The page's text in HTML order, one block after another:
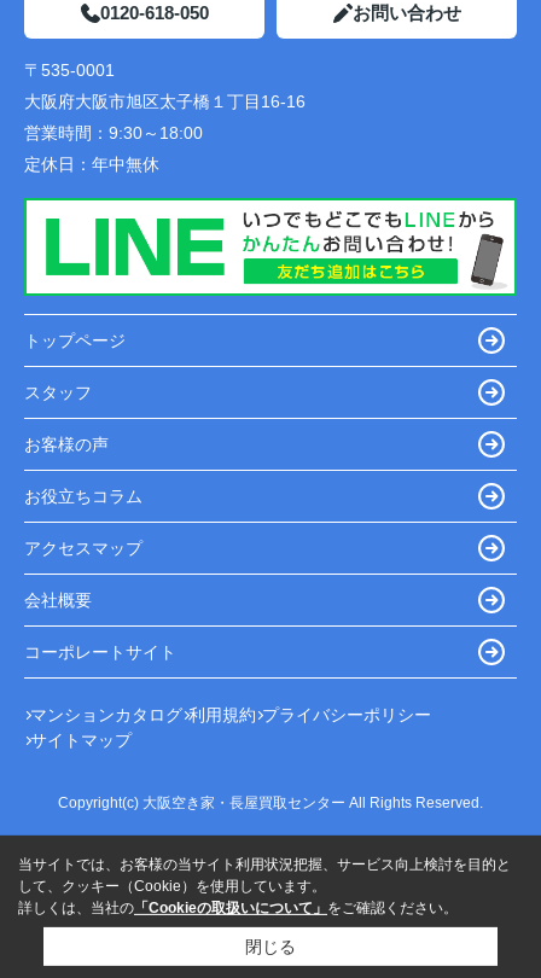
0120-618-050 お問い合わせ
〒535-0001
大阪府大阪市旭区太子橋１丁目16-16
営業時間： 9:30～18:00
定休日： 年中無休
トップページ
スタッフ
お客様の声
お役立ちコラム
アクセスマップ
会社概要
コーポレートサイト
マンションカタログ 利用規約 プライバシーポリシー
サイトマップ
Copyright(c) 大阪空き家・長屋買取センター All Rights Reserved.
当サイトでは、お客様の当サイト利用状況把握、サービス向上検討を目的と
して、クッキー（Cookie）を使用しています。
詳しくは、当社の 「Cookieの取扱いについて」 をご確認ください。
閉じる